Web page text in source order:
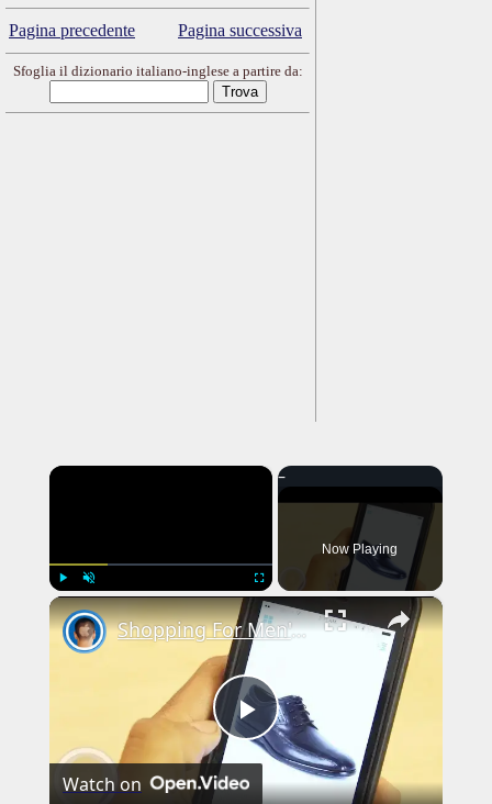
Pagina precedente Pagina successiva
Sfoglia il dizionario italiano-inglese a partire da:
×
Play Unmute Fullscreen
Now Playing
×
Play
Shopping For Men's Clothing Is Easy With "Dapper" [App Review]
Watch on